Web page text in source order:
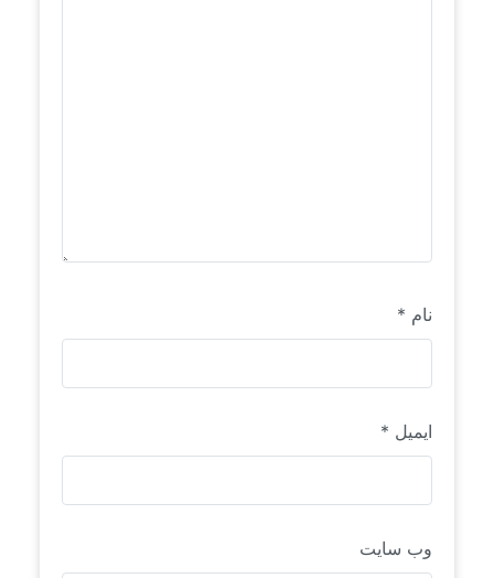
نام *
ایمیل *
وب‌ سایت